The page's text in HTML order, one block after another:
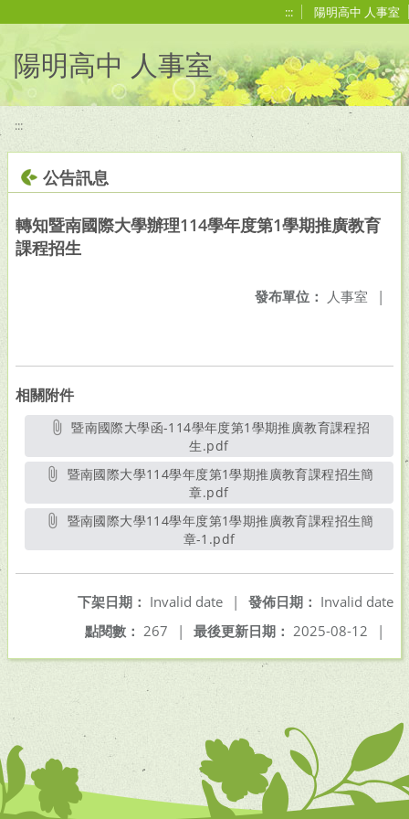
::: 陽明高中 人事室
陽明高中 人事室
:::
公告訊息
轉知暨南國際大學辦理114學年度第1學期推廣教育
課程招生
發布單位： 人事室 |
相關附件
暨南國際大學函-114學年度第1學期推廣教育課程招
生.pdf另開新視窗
章.pdf另開新視窗
章-1.pdf另開新視窗
發佈日期： Invalid date
下架日期： Invalid date
|
最後更新日期： 2025-08-12 |
點閱數： 267 |